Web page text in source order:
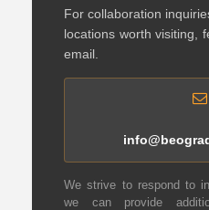
For collaboration
locations worth visiting,
email.
We strive to respond to
we can provide